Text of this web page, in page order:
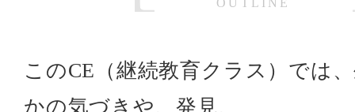
OUTLINE
このCE（継続教育クラス）では
かの気づきや、発見、